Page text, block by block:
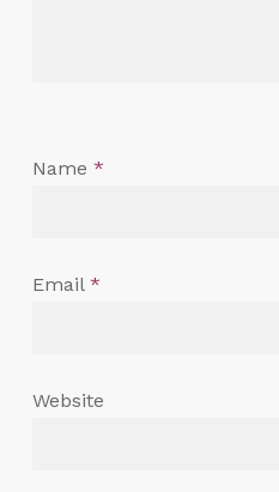
Name *
Email *
Website